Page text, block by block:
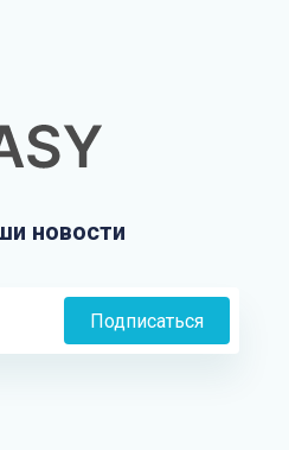
новости
Подписаться